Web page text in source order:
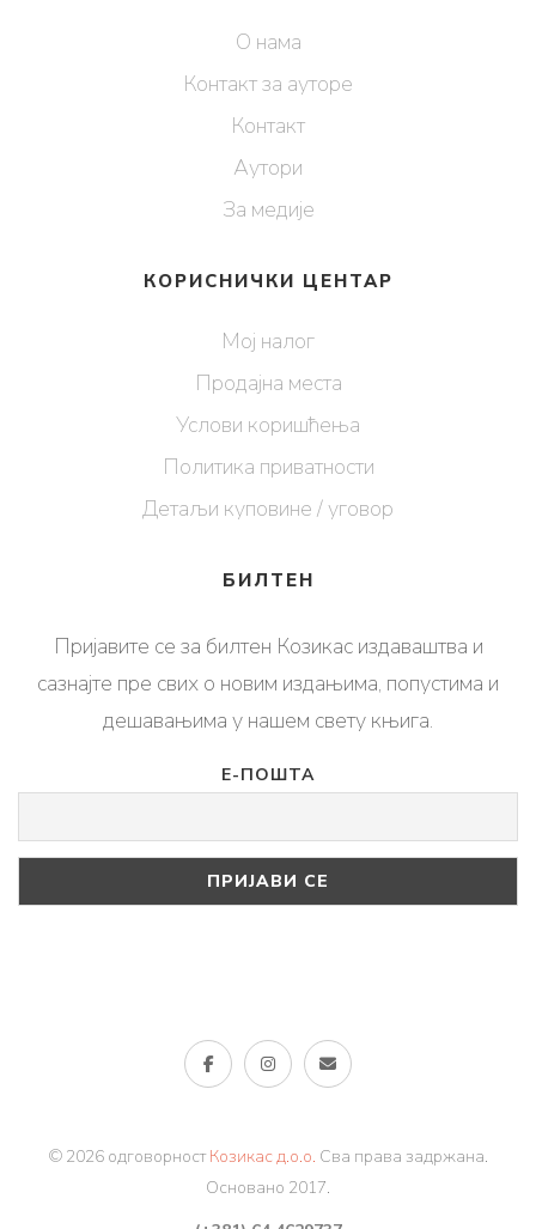
О нама
Контакт за ауторе
Контакт
Аутори
За медије
КОРИСНИЧКИ ЦЕНТАР
Мој налог
Продајна места
Услови коришћења
Политика приватности
Детаљи куповине / уговор
БИЛТЕН
Пријавите се за билтен Козикас издаваштва и
сазнајте пре свих о новим издањима, попустима и
дешавањима у нашем свету књига.
Е-ПОШТА
© 2026 одговорностКозикас д.о.о. Сва права задржана.
Основано 2017.